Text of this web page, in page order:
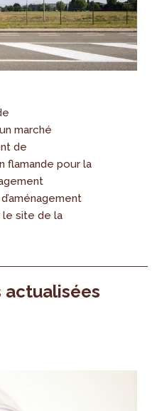
marché
de
flamande pour la
le site de la
actualisées